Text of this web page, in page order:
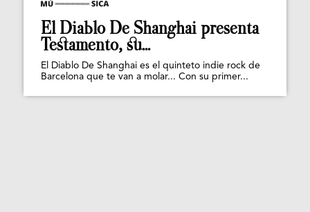
El Diablo De Shanghai presenta
Testamento, su...
El Diablo De Shanghai es el quinteto indie rock de
Barcelona que te van a molar... Con su primer...